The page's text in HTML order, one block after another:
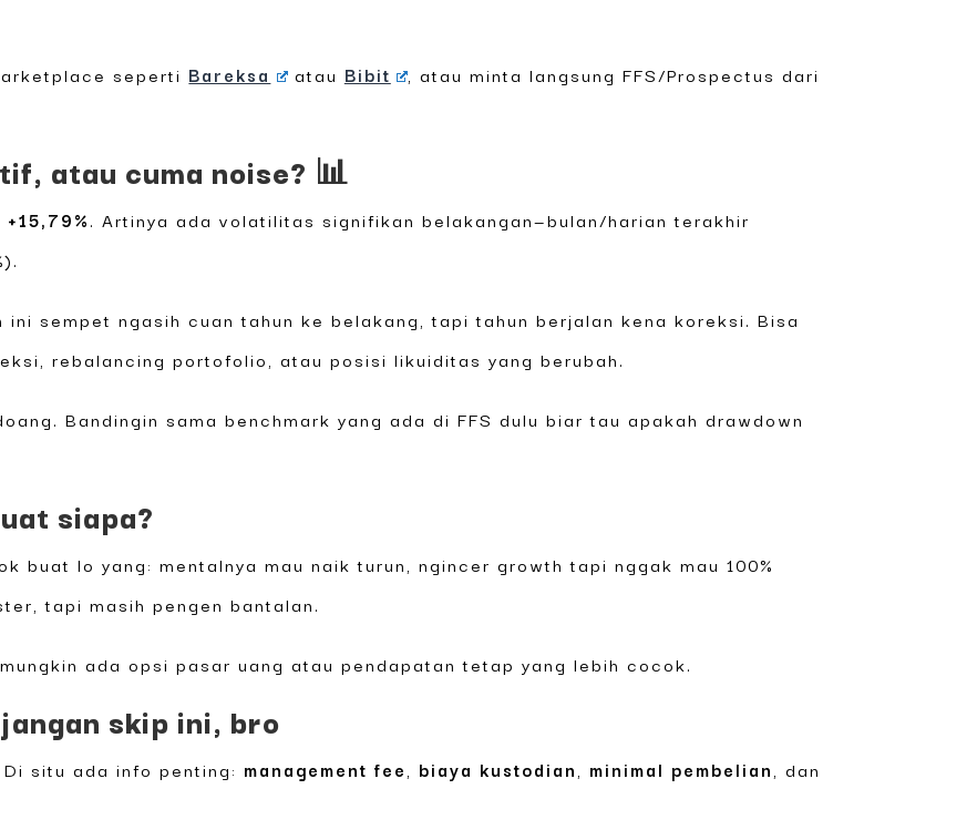
seperti Bareksa atau Bibit
, atau minta langsung FFS/Prospectus dari
atau cuma noise? 📊
. Artinya ada volatilitas signifikan belakangan—bulan/harian terakhir
sempet ngasih cuan tahun ke belakang, tapi tahun berjalan kena koreksi. Bisa
rebalancing portofolio, atau posisi likuiditas yang berubah.
Bandingin sama benchmark yang ada di FFS dulu biar tau apakah drawdown
siapa?
buat lo yang: mentalnya mau naik turun, ngincer growth tapi nggak mau 100%
tapi masih pengen bantalan.
ada opsi pasar uang atau pendapatan tetap yang lebih cocok.
skip ini, bro
situ ada info penting: management fee, biaya kustodian, minimal pembelian, dan